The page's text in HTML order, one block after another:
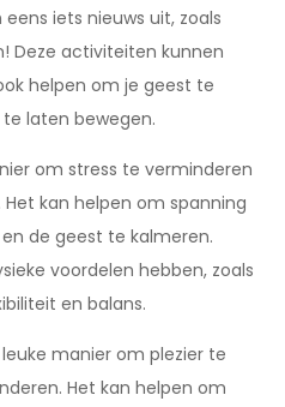
iets nieuws uit, zoals
Deze activiteiten kunnen
helpen om je geest te
laten bewegen.
om stress te verminderen
kan helpen om spanning
de geest te kalmeren.
voordelen hebben, zoals
en balans.
manier om plezier te
Het kan helpen om